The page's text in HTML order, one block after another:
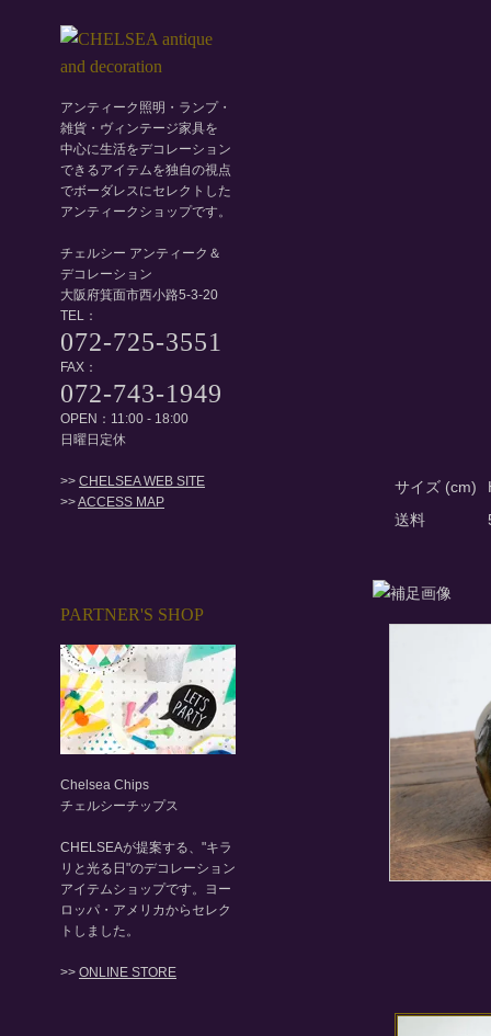
サイズ (cm)
送料
アンティーク照明・ランプ・
雑貨・ヴィンテージ家具を
中心に生活をデコレーション
できるアイテムを独自の視点
でボーダレスにセレクトした
アンティークショップです。
チェルシー アンティーク＆
デコレーション
大阪府箕面市西小路5-3-20
TEL：
072-725-3551
FAX：
072-743-1949
OPEN：11:00 - 18:00
日曜日定休
>> CHELSEA WEB SITE
>>ACCESS MAP
PARTNER'S SHOP
Chelsea Chips
チェルシーチップス
CHELSEAが提案する、"キラ
リと光る日"のデコレーション
アイテムショップです。ヨー
ロッパ・アメリカからセレク
トしました。
>> ONLINE STORE